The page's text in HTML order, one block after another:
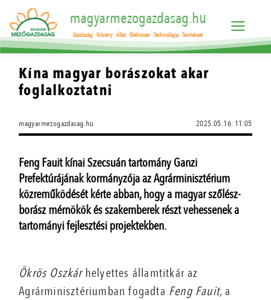
magyarmezogazdasag.hu
Gazdaság Növény Állat Élelmiszer Technológia Természet
Kína magyar borászokat akar
foglalkoztatni
magyarmezogazdasag.hu 2025.05.16. 11:05
Feng Fauit kínai Szecsuán tartomány Ganzi
Prefektúrájának kormányzója az Agrárminisztérium
közreműködését kérte abban, hogy a magyar szőlész-
borász mérnökök és szakemberek részt vehessenek a
tartományi fejlesztési projektekben.
Ökrös Oszkárhelyettes államtitkár az
Agrárminisztériumban fogadta Feng Fauit,a